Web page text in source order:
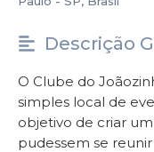
Descrição
O Clube do
simples local de
objetivo de criar
pudessem se